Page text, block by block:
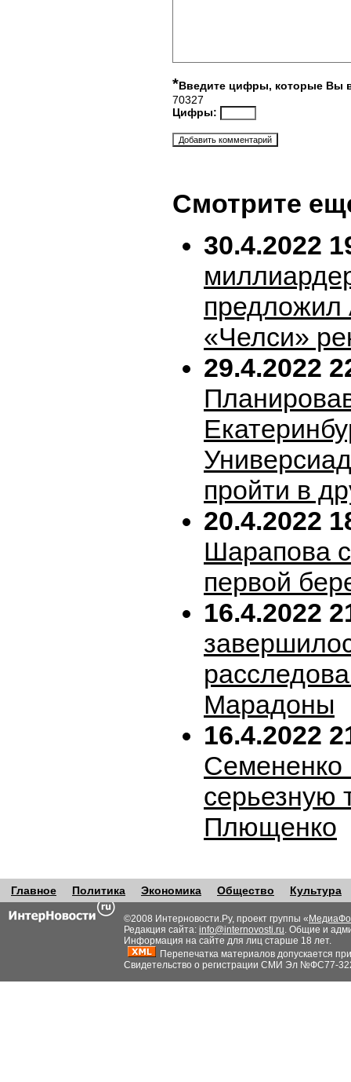
*Введите цифры, которые Вы
70327
Цифры:
Смотрите
30.4.2022
предложил
«Челси»
29.4.2022
пройти в
20.4.2022
Шарапова
первой
16.4.2022
Марадоны
16.4.2022
Семененко
серьезную
Плющенко
Главное Политика Экономика Общество Культура
©2008 Интерновости.Ру, проект группы «
Редакция сайта: info@internovosti.ru. Общие и
Информация на сайте для лиц старше 18 лет.
Перепечатка материалов допускается
Свидетельство о регистрации СМИ Эл №ФС77-